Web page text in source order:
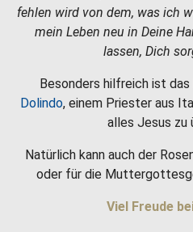
fehlen wird von dem, was ich
mein Leben neu in Deine
lassen, Dich
Besonders hilfreich ist das
Dolindo, einem Priester aus
alles Jesus zu
Natürlich kann auch der
oder für die
Viel Freude